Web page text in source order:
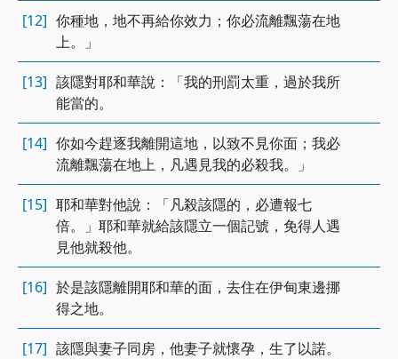
[12] 你種地，地不再給你效力；你必流離飄蕩在地
上。」
[13] 該隱對耶和華說：「我的刑罰太重，過於我所
能當的。
[14] 你如今趕逐我離開這地，以致不見你面；我必
流離飄蕩在地上，凡遇見我的必殺我。」
[15] 耶和華對他說：「凡殺該隱的，必遭報七
倍。」耶和華就給該隱立一個記號，免得人遇
見他就殺他。
[16] 於是該隱離開耶和華的面，去住在伊甸東邊挪
得之地。
[17] 該隱與妻子同房，他妻子就懷孕，生了以諾。